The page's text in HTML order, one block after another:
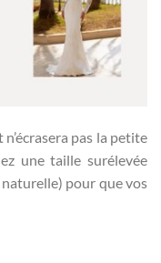
pas la petite
une taille surélevée
pour que vos